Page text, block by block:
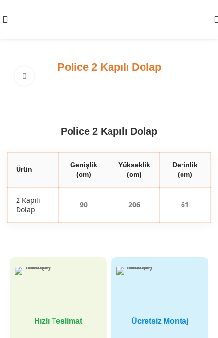
Police 2 Kapılı Dolap
Police 2 Kapılı Dolap
Ürün
Genişlik
(cm)
Yükseklik
(cm)
Derinlik
(cm)
2 Kapılı
Dolap
90 206 61
Hızlı Teslimat Ücretsiz Montaj